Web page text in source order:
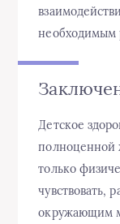
необходимым
Детское
полноценной
только
чувствовать,
окружающим